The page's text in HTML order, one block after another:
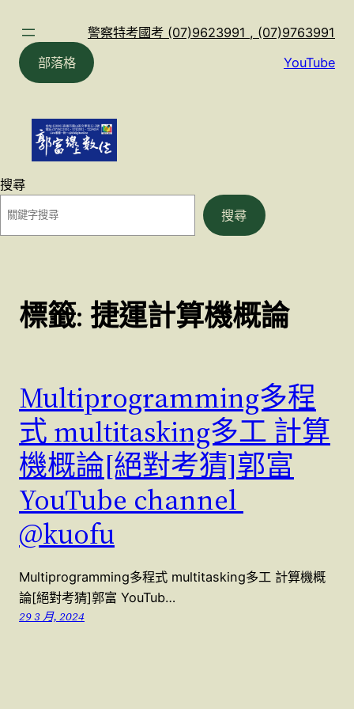
警察特考國考 (07)9623991 , (07)9763991
部落格
YouTube
搜尋
搜尋
標籤: 捷運計算機概論
Multiprogramming多程
式 multitasking多工 計算
機概論[絕對考猜]郭富
YouTube channel
@kuofu
Multiprogramming多程式 multitasking多工 計算機概
論[絕對考猜]郭富 YouTub…
29 3 月, 2024